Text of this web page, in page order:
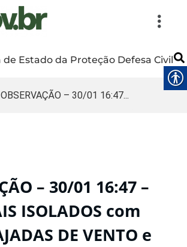
Estado da Proteção Defesa Civil
OBSERVAÇÃO – 30/01 16:47...
– 30/01 16:47 –
ISOLADOS com
DE VENTO e